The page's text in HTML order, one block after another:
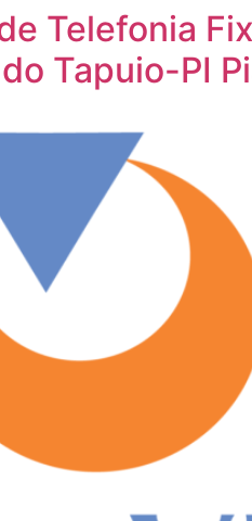
Telefonia
Tapuio-PI